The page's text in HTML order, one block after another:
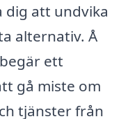
dig att undvika
alternativ. Å
ett
gå miste om
tjänster från